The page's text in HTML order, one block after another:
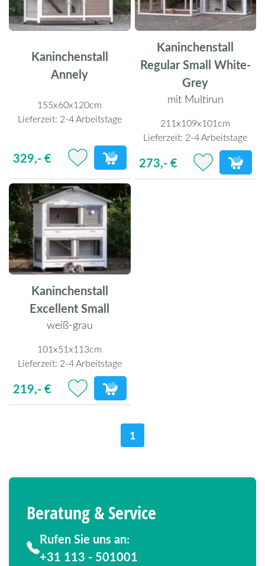
Beratung & Service
Rufen Sie uns an:
+31 113 - 501001
Kaninchenstall
Annely
155x60x120cm
Lieferzeit: 2-4 Arbeitstage
329,- €
Kaninchenstall
Regular Small White-
Grey
mit Multirun
211x109x101cm
Lieferzeit: 2-4 Arbeitstage
273,- €
Kaninchenstall
Excellent Small
weiß-grau
101x51x113cm
Lieferzeit: 2-4 Arbeitstage
219,- €
1